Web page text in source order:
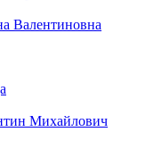
Валентиновна
Михайлович